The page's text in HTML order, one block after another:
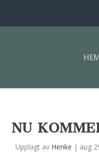
NU
Upplagt av Henke | aug